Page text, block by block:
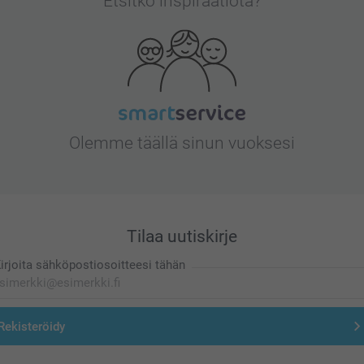
Olemme täällä sinun vuoksesi
Tilaa uutiskirje
sähköpostiosoitteesi tähän